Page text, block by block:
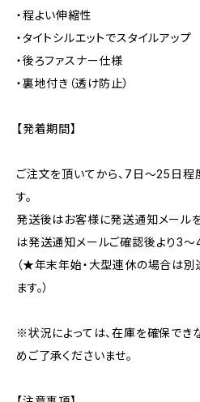
・程よい伸縮性
・タイトシルエットでスタイルアップ
・後ろファスナー仕様
・裏地付き（透け防止）
【発着期間】
ご注文を頂いてから、7日〜25日程
す。
発送後はお客様に発送通知メール
は発送通知メールご確認後より3〜
（★年末年始・大型連休の場合は別
ます。）
※状況によっては、在庫を確保でき
めご了承くださいませ。